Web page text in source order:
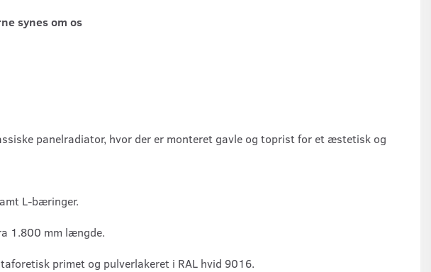
synes om os
panelradiator, hvor der er monteret gavle og toprist for et æstetisk og
L-bæringer.
1.800 mm længde.
primet og pulverlakeret i RAL hvid 9016.